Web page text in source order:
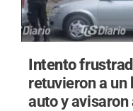
Intento
retuvieron a un
auto y avisaron